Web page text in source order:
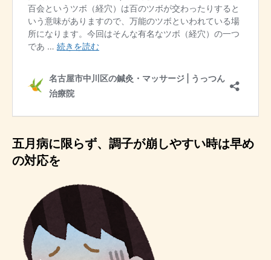
五月病に限らず、調子が崩しやすい時は早め
の対応を